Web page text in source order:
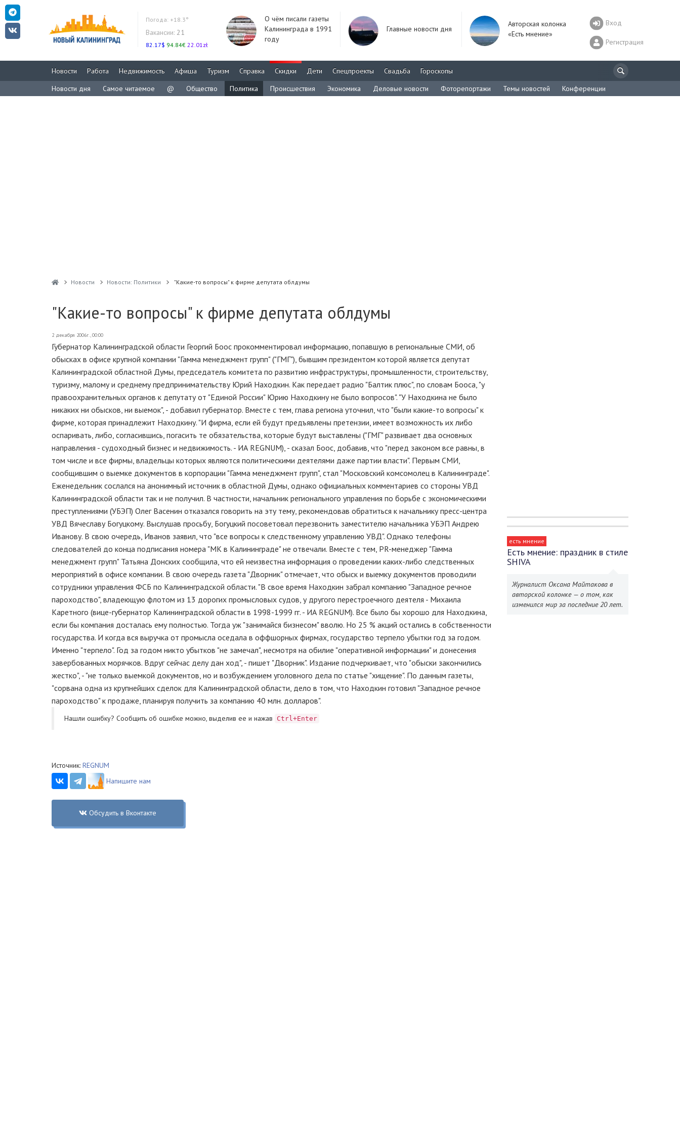
Погода: +18.3°
Вакансии: 21
82.17$ 94.84€ 22.01zł
О чём писали газеты
Калининграда в 1991
году
Главные новости дня
Авторская колонка
«Есть мнение»
Вход
Регистрация
Новости Работа Недвижимость Афиша Туризм Справка Скидки Дети Спецпроекты Свадьба
Гороскопы
Новости дня
Самое читаемое @ Общество Политика Происшествия Экономика Деловые новости Фоторепортажи Темы новостей Конференции
Новости Новости: Политики "Какие-то вопросы" к фирме депутата облдумы
"Какие-то вопросы" к фирме депутата облдумы
2 декабря 2006г., 00:00
Губернатор Калининградской области Георгий Боос прокомментировал информацию, попавшую в региональные СМИ, об
обысках в офисе крупной компании "Гамма менеджмент групп" ("ГМГ"), бывшим президентом которой является депутат
Калининградской областной Думы, председатель комитета по развитию инфраструктуры, промышленности, строительству,
туризму, малому и среднему предпринимательству Юрий Находкин. Как передает радио "Балтик плюс", по словам Бооса, "у
правоохранительных органов к депутату от "Единой России" Юрию Находкину не было вопросов". "У Находкина не было
никаких ни обысков, ни выемок", - добавил губернатор. Вместе с тем, глава региона уточнил, что "были какие-то вопросы" к
фирме, которая принадлежит Находкину. "И фирма, если ей будут предъявлены претензии, имеет возможность их либо
оспаривать, либо, согласившись, погасить те обязательства, которые будут выставлены ("ГМГ" развивает два основных
направления - судоходный бизнес и недвижимость. - ИА REGNUM), - сказал Боос, добавив, что "перед законом все равны, в
том числе и все фирмы, владельцы которых являются политическими деятелями даже партии власти". Первым СМИ,
сообщившим о выемке документов в корпорации "Гамма менеджмент групп", стал "Московский комсомолец в Калининграде".
Еженедельник сослался на анонимный источник в областной Думы, однако официальных комментариев со стороны УВД
Калининградской области так и не получил. В частности, начальник регионального управления по борьбе с экономическими
преступлениями (УБЭП) Олег Васенин отказался говорить на эту тему, рекомендовав обратиться к начальнику пресс-центра
УВД Вячеславу Богуцкому. Выслушав просьбу, Богуцкий посоветовал перезвонить заместителю начальника УБЭП Андрею
Иванову. В свою очередь, Иванов заявил, что "все вопросы к следственному управлению УВД". Однако телефоны
следователей до конца подписания номера "МК в Калининграде" не отвечали. Вместе с тем, PR-менеджер "Гамма
менеджмент групп" Татьяна Донских сообщила, что ей неизвестна информация о проведении каких-либо следственных
мероприятий в офисе компании. В свою очередь газета "Дворник" отмечает, что обыск и выемку документов проводили
сотрудники управления ФСБ по Калининградской области. "В свое время Находкин забрал компанию "Западное речное
пароходство", владеющую флотом из 13 дорогих промысловых судов, у другого перестроечного деятеля - Михаила
Каретного (вице-губернатор Калининградской области в 1998-1999 гг. - ИА REGNUM). Все было бы хорошо для Находкина,
если бы компания досталась ему полностью. Тогда уж "занимайся бизнесом" вволю. Но 25 % акций остались в собственности
государства. И когда вся выручка от промысла оседала в оффшорных фирмах, государство терпело убытки год за годом.
Именно "терпело". Год за годом никто убытков "не замечал", несмотря на обилие "оперативной информации" и донесения
завербованных морячков. Вдруг сейчас делу дан ход", - пишет "Дворник". Издание подчеркивает, что "обыски закончились
жестко", - "не только выемкой документов, но и возбуждением уголовного дела по статье "хищение". По данным газеты,
"сорвана одна из крупнейших сделок для Калининградской области, дело в том, что Находкин готовил "Западное речное
пароходство" к продаже, планируя получить за компанию 40 млн. долларов".
Нашли ошибку? Cообщить об ошибке можно, выделив ее и нажав Ctrl+Enter
Источник: REGNUM
Напишите нам
Обсудить в Вконтакте
есть мнение
Есть мнение: праздник в стиле
SHIVA
Журналист Оксана Майтакова в
авторской колонке — о том, как
изменился мир за последние 20 лет.